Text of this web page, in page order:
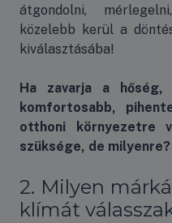
átgondolni,
közelebb kerül a
kiválasztásába!
Ha zavarja a
komfortosabb,
otthoni környezetre
szüksége, de milyenre?
2. Milyen
klímát